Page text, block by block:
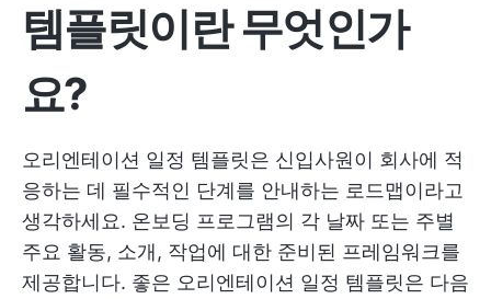
템플릿이란 무엇인가
요?
오리엔테이션 일정 템플릿은 신입사원이 회사에 적
응하는 데 필수적인 단계를 안내하는 로드맵이라고
생각하세요. 온보딩 프로그램의 각 날짜 또는 주별
주요 활동, 소개, 작업에 대한 준비된 프레임워크를
제공합니다. 좋은 오리엔테이션 일정 템플릿은 다음